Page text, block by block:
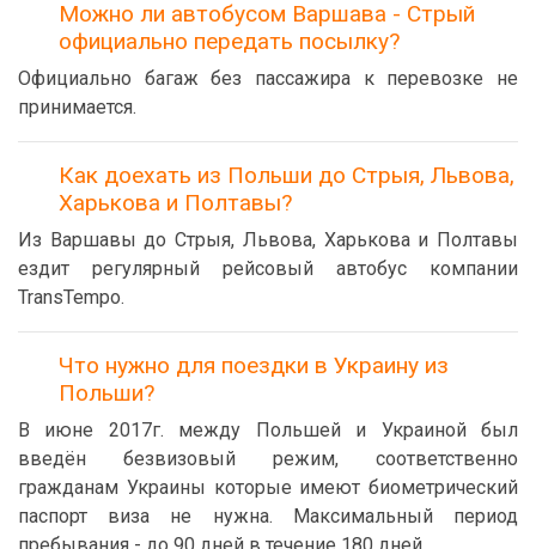
Можно ли автобусом Варшава - Стрый
официально передать посылку?
Официально багаж без пассажира к перевозке не
принимается.
Как доехать из Польши до Стрыя, Львова,
Харькова и Полтавы?
Из Варшавы до Стрыя, Львова, Харькова и Полтавы
ездит регулярный рейсовый автобус компании
TransTempo.
Что нужно для поездки в Украину из
Польши?
В июне 2017г. между Польшей и Украиной был
введён безвизовый режим, соответственно
гражданам Украины которые имеют биометрический
паспорт виза не нужна. Максимальный период